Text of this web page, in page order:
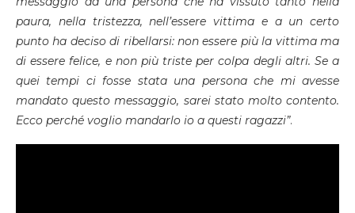
paura, nella tristezza, nell’essere vittima e a un certo
punto ha deciso di ribellarsi: non essere più la vittima ma
di essere felice, e non più triste per colpa degli altri. Se a
quei tempi ci fosse stata una persona che mi avesse
mandato questo messaggio, sarei stato molto contento.
Ecco perché voglio mandarlo io a questi ragazzi”.